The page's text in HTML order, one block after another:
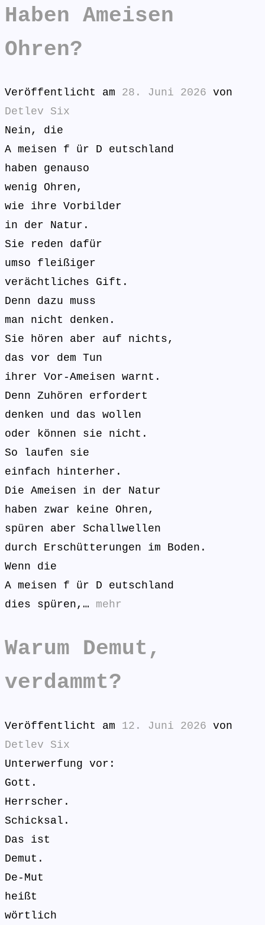
Haben Ameisen
Ohren?
Veröffentlicht am 28. Juni 2026 von
Detlev Six
Nein, die
A meisen f ür D eutschland
haben genauso
wenig Ohren,
wie ihre Vorbilder
in der Natur.
Sie reden dafür
umso fleißiger
verächtliches Gift.
Denn dazu muss
man nicht denken.
Sie hören aber auf nichts,
das vor dem Tun
ihrer Vor-Ameisen warnt.
Denn Zuhören erfordert
denken und das wollen
oder können sie nicht.
So laufen sie
einfach hinterher.
Die Ameisen in der Natur
haben zwar keine Ohren,
spüren aber Schallwellen
durch Erschütterungen im Boden.
Wenn die
A meisen f ür D eutschland
dies spüren,… mehr
Warum Demut,
verdammt?
Veröffentlicht am 12. Juni 2026 von
Detlev Six
Unterwerfung vor:
Gott.
Herrscher.
Schicksal.
Das ist
Demut.
De-Mut
heißt
wörtlich